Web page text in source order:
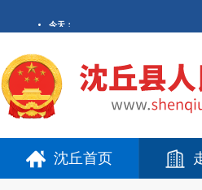
沈丘首页